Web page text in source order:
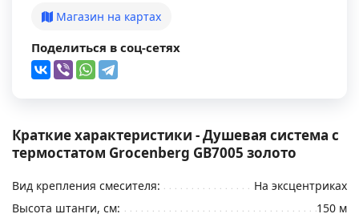
Магазин на картах
Поделиться в соц-сетях
Краткие характеристики - Душевая система с
термостатом Grocenberg GB7005 золото
Вид крепления смесителя:
На эксцентриках
Высота штанги, см:
150 м